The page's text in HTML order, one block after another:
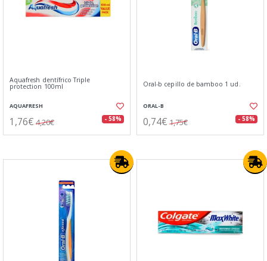
Aquafresh dentífrico Triple
protection 100ml
AQUAFRESH
1,76€ 4,20€ - 58%
Oral-b cepillo de bamboo 1 ud.
ORAL-B
0,74€ 1,75€ - 58%